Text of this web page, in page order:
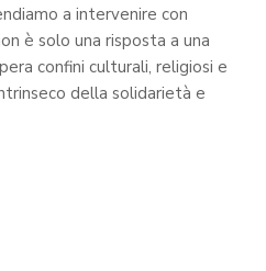
a intervenire con
è solo una risposta a una
confini culturali, religiosi e
della solidarietà e